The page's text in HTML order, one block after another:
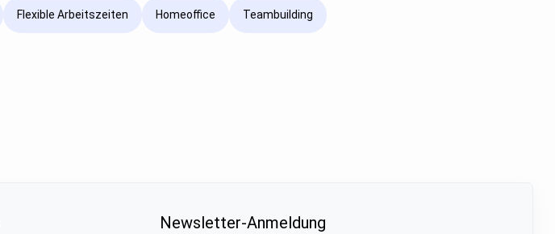
Flexible Arbeitszeiten Homeoffice Teambuilding
Newsletter-Anmeldung